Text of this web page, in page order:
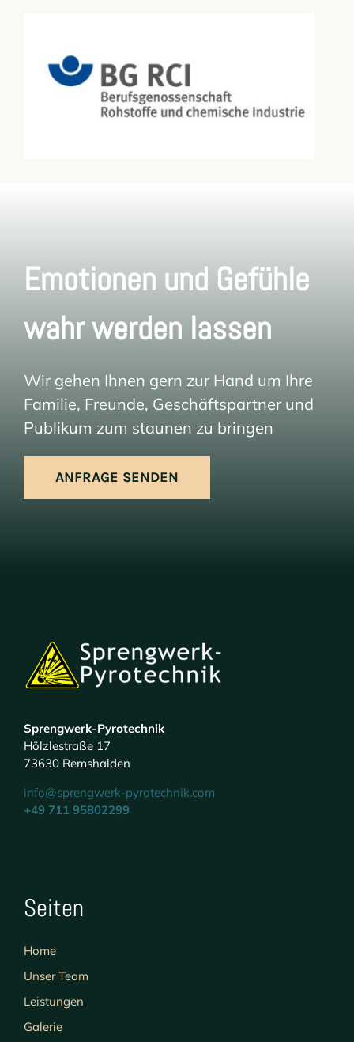
Emotionen und Gefühle
wahr werden lassen
Wir gehen Ihnen gern zur Hand um Ihre
Familie, Freunde, Geschäftspartner und
Publikum zum staunen zu bringen
ANFRAGE SENDEN
Sprengwerk-Pyrotechnik
Hölzlestraße 17
73630 Remshalden
info@sprengwerk-pyrotechnik.com
+49 711 95802299
Seiten
Home
Unser Team
Leistungen
Galerie